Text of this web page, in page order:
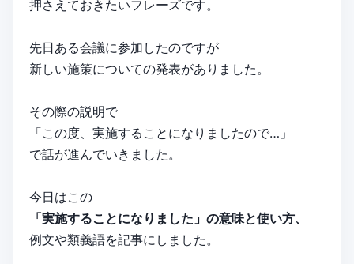
押さえておきたいフレーズです。
先日ある会議に参加したのですが
新しい施策についての発表がありました。
その際の説明で
「この度、実施することになりましたので…」
で話が進んでいきました。
今日はこの
「実施することになりました」の意味と使い方、
例文や類義語を記事にしました。